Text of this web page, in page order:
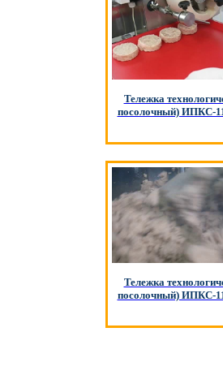
Тележка
посолочный) ИПКС-
Тележка
посолочный) ИПКС-